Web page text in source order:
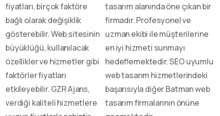
fiyatları, birçok faktöre
bağlı olarak değişiklik
gösterebilir. Web sitesinin
büyüklüğü, kullanılacak
özellikler ve hizmetler gibi
faktörler fiyatları
etkileyebilir. GZR Ajans,
verdiği kaliteli hizmetlere
tasarım alanında öne çıkan bir
firmadır. Profesyonel ve
uzman ekibi ile müşterilerine
en iyi hizmeti sunmayı
hedeflemektedir. SEO uyumlu
web tasarım hizmetlerindeki
başarısıyla diğer Batman web
tasarım firmalarının önüne